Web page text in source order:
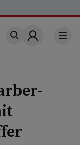
Account